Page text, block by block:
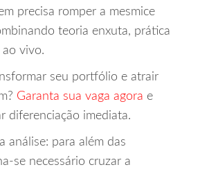
precisa romper a mesmice
teoria enxuta, prática
vivo.
seu portfólio e atrair
Garanta sua vaga agora e
diferenciação imediata.
análise: para além das
se necessário cruzar a